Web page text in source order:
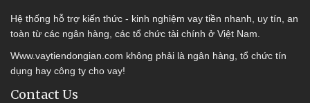
Hệ thống hỗ trợ kiến thức - kinh nghiệm vay tiền nhanh, uy tín, an
toàn từ các ngân hàng, các tổ chức tài chính ở Việt Nam.
Www.vaytiendongian.com không phải là ngân hàng, tổ chức tín
dụng hay công ty cho vay!
Contact Us